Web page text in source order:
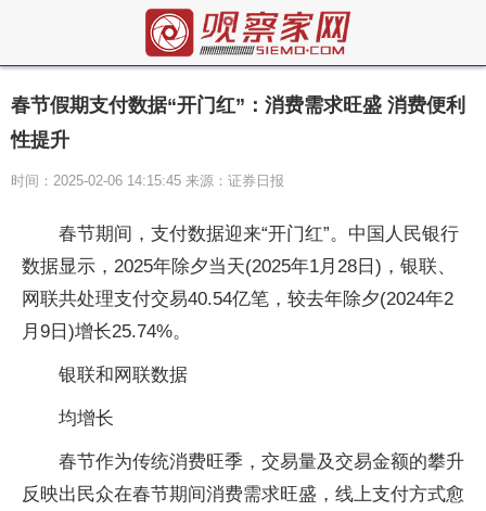
春节假期支付数据“开门红”：消费需求旺盛 消费便利
性提升
时间：2025-02-06 14:15:45 来源：证券日报
春节期间，支付数据迎来“开门红”。中国人民银行
数据显示，2025年除夕当天(2025年1月28日)，银联、
网联共处理支付交易40.54亿笔，较去年除夕(2024年2
月9日)增长25.74%。
银联和网联数据
均增长
春节作为传统消费旺季，交易量及交易金额的攀升
反映出民众在春节期间消费需求旺盛，线上支付方式愈